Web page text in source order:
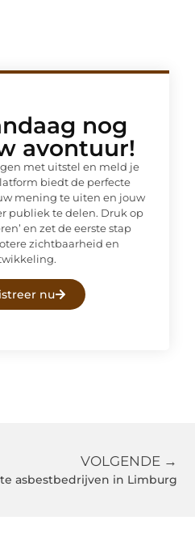
nog
avontuur!
met uitstel en meld je
biedt de perfecte
mening te uiten en jouw
publiek te delen. Druk op
en zet de eerste stap
zichtbaarheid en
nu
VOLGENDE →
asbestbedrijven in Limburg